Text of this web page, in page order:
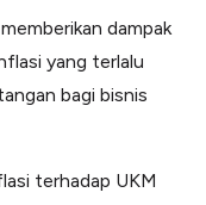
dampak
yang terlalu
bagi bisnis
terhadap UKM